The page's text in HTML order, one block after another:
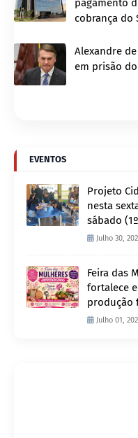
pagamento
cobrança do
Alexandre
em prisão
EVENTOS
Projeto
nesta
sábado
Julho 30,
Feira das
fortalece
produção
D’Arc
Julho 01,